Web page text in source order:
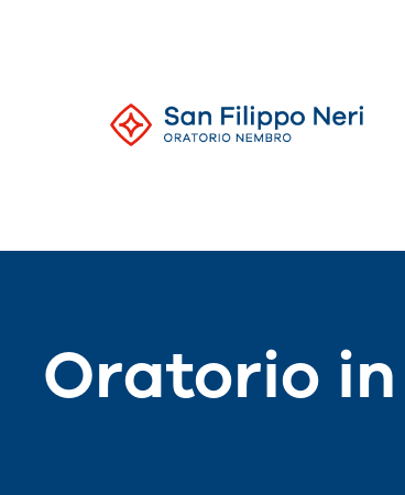
Nembro
Oratorio in